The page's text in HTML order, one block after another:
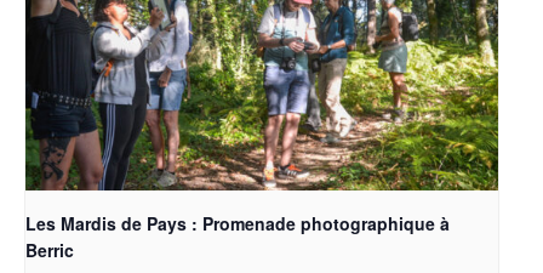
Les Mardis de Pays : Promenade photographique à
Berric